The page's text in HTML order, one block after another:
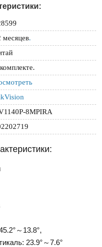
месяцев.
8MPIRA
～13.8°,
23.9°～7.6°